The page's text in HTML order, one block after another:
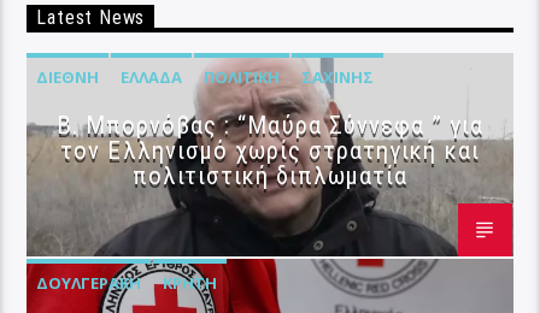
Latest News
ΔΙΕΘΝΉ ΕΛΛΆΔΑ ΠΟΛΙΤΙΚΉ ΣΑΧΊΝΗΣ
B. Μπορνόβας : “Μαύρα Σύννεφα ” για
τον Ελληνισμό χωρίς στρατηγική και
πολιτιστική διπλωματία
ΔΟΥΛΓΕΡΆΚΗ ΚΡΉΤΗ